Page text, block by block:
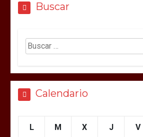
Buscar
Calendario
L M X J V